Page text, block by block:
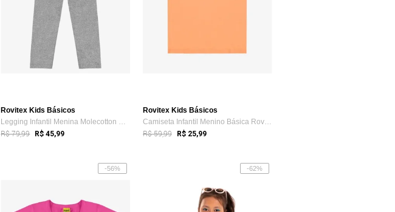
Rovitex Kids Básicos
Legging Infantil Menina Molecotton Rovit...
R$ 79,99 R$ 45,99
Rovitex Kids Básicos
Camiseta Infantil Menino Básica Rovi Kids Laranja
R$ 59,99 R$ 25,99
-56% -62%